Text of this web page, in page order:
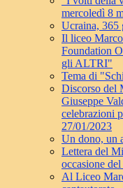
mercoledì 8
Ucraina, 365
Il liceo
Foundation
gli ALTRI"
Tema di
Discorso del
Giuseppe
celebrazioni
27/01/2023
Un dono, un
Lettera del
occasione
Al Liceo